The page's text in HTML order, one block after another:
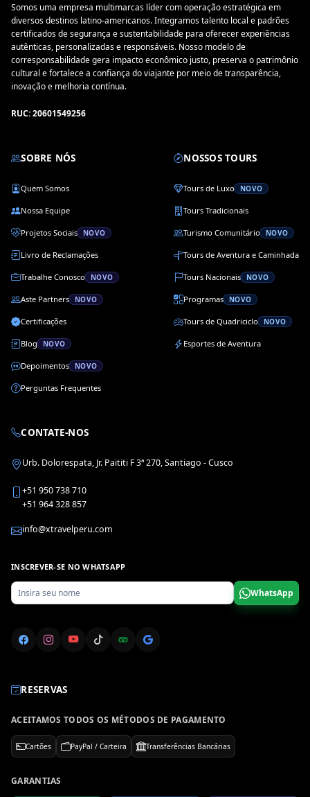
Somos uma empresa multimarcas líder com operação estratégica em
diversos destinos latino-americanos. Integramos talento local e padrões
certificados de segurança e sustentabilidade para oferecer experiências
autênticas, personalizadas e responsáveis. Nosso modelo de
corresponsabilidade gera impacto econômico justo, preserva o patrimônio
cultural e fortalece a confiança do viajante por meio de transparência,
inovação e melhoria contínua.
RUC: 20601549256
SOBRE NÓS
Quem Somos
Nossa Equipe
Projetos Sociais NOVO
Livro de Reclamações
Trabalhe Conosco NOVO
Aste Partners NOVO
Certificações
Blog NOVO
Depoimentos NOVO
Perguntas Frequentes
NOSSOS TOURS
Tours de Luxo NOVO
Tours Tradicionais
Turismo Comunitário NOVO
Tours de Aventura e Caminhada
Tours Nacionais NOVO
Programas NOVO
Tours de Quadriciclo NOVO
Esportes de Aventura
CONTATE-NOS
Urb. Dolorespata, Jr. Paititi F 3ª 270, Santiago - Cusco
+51 950 738 710
+51 964 328 857
info@xtravelperu.com
INSCREVER-SE NO WHATSAPP
WhatsApp
RESERVAS
ACEITAMOS TODOS OS MÉTODOS DE PAGAMENTO
Cartões PayPal / Carteira Transferências Bancárias
GARANTIAS